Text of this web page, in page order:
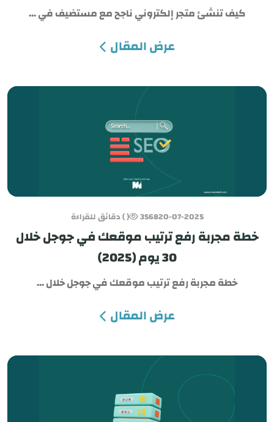
كيف تنشئ متجر إلكتروني ناجح مع مستضيف في ...
عرض المقال
20-07-2025
3568 ( ) دقائق للقراءة
خطة مجربة رفع ترتيب موقعك في جوجل خلال
30 يوم (2025)
خطة مجربة رفع ترتيب موقعك في جوجل خلال ...
عرض المقال